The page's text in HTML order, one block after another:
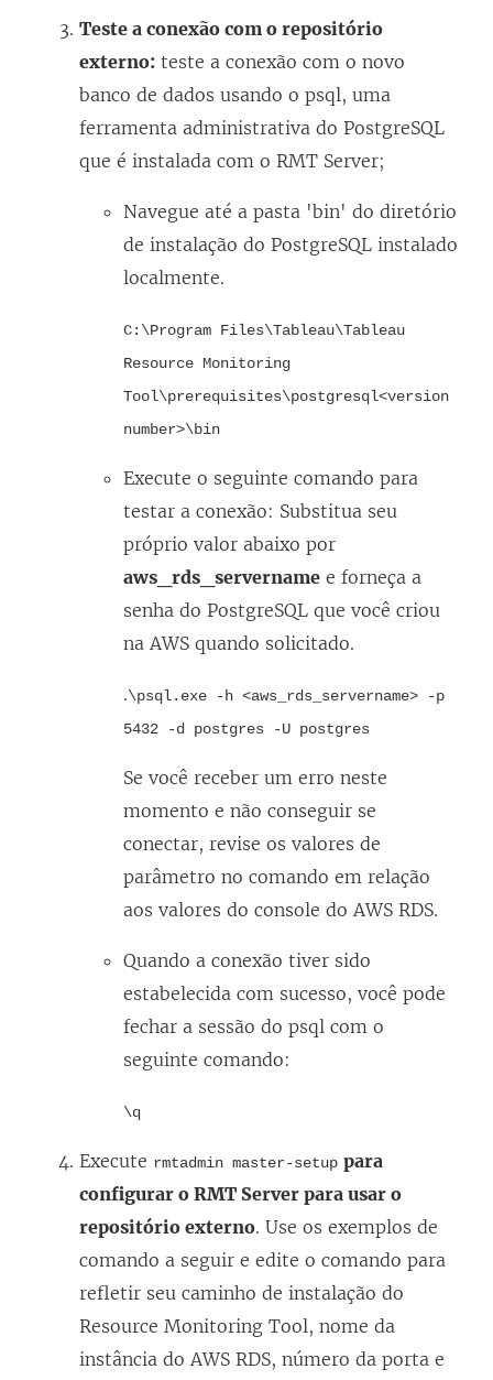
Teste a conexão com o repositório
externo: teste a conexão com o novo
banco de dados usando o psql, uma
ferramenta administrativa do PostgreSQL
que é instalada com o RMT Server;
Navegue até a pasta 'bin' do diretório
de instalação do PostgreSQL instalado
localmente.
C:\Program Files\Tableau\Tableau
Resource Monitoring
Tool\prerequisites\postgresql<version
number>\bin
Execute o seguinte comando para
testar a conexão: Substitua seu
próprio valor abaixo por
aws_rds_servername e forneça a
senha do PostgreSQL que você criou
na AWS quando solicitado.
.\psql.exe -h <aws_rds_servername> -p
5432 -d postgres -U postgres
Se você receber um erro neste
momento e não conseguir se
conectar, revise os valores de
parâmetro no comando em relação
aos valores do console do AWS RDS.
Quando a conexão tiver sido
estabelecida com sucesso, você pode
fechar a sessão do psql com o
seguinte comando:
\q
Execute rmtadmin master-setup para
configurar o RMT Server para usar o
repositório externo. Use os exemplos de
comando a seguir e edite o comando para
refletir seu caminho de instalação do
Resource Monitoring Tool, nome da
instância do AWS RDS, número da porta e